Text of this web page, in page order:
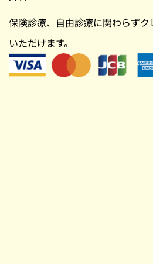
保険診療、自由診療に関わらず
いただけます。